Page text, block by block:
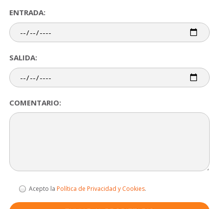
ENTRADA:
SALIDA:
COMENTARIO:
Acepto la Política de Privacidad y Cookies.